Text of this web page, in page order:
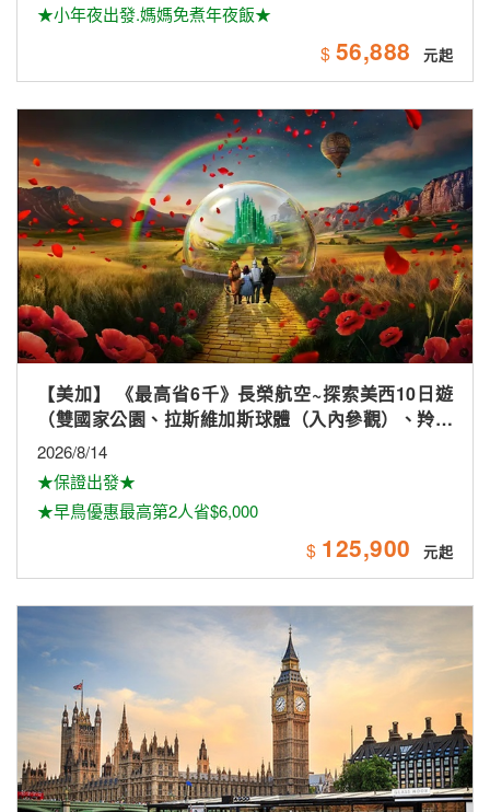
★小年夜出發.媽媽免煮年夜飯★
$ 56,888
【美加】 《最高省6千》長榮航空~探索美西10日遊
（雙國家公園、拉斯維加斯球體（入內參觀）、羚羊
峽谷雙奇觀、環球影城）
2026/8/14
★保證出發★
★早鳥優惠最高第2人省$6,000
$ 125,900